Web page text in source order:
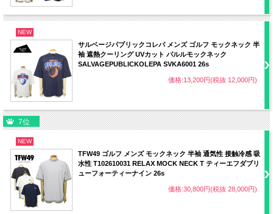
ズ表と比較してご検討ください。
・当店で表示している採寸は、各アイテム・各サイズごとに代表一点を抜き出し採
生地の種類や商品の状態によって個体差が生じる場合もございます。あらかじめご
了承ください。
■商品画像について
・当店内の全ての画像はデジタルカメラによるものです。
・お客様のパソコンの設定（OS・モニター）によって商品の色や素材感が 異なっ
て見える場合がございます。
・天候によって色・素材感が違った風に見える場合がございます。
NEW
サルベージパブリックコレパ メンズ ゴルフ モックネック 半
袖 遮熱クーリング UVカット パルルモックネック
SALVAGEPUBLICKOLEPA SVKA6001 26s
価格:13,200円(税抜 12,000円)
7位
NEW
TFW49 ゴルフ メンズ モックネック 半袖 通気性 接触冷感 吸
水性 T102610031 RELAX MOCK NECK T ティーエフダブリ
ューフォーティーナイン 26s
価格:30,800円(税抜 28,000円)